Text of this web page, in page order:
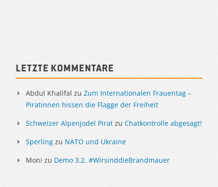
Sidebar
Letzte Kommentare
Abdul Khalifal zu Zum Internationalen Frauentag –
Piratinnen hissen die Flagge der Freiheit
Schweizer Alpenjodel Pirat zu Chatkontrolle abgesagt!
Sperling zu NATO und Ukraine
Moni zu Demo 3.2. #WirsinddieBrandmauer